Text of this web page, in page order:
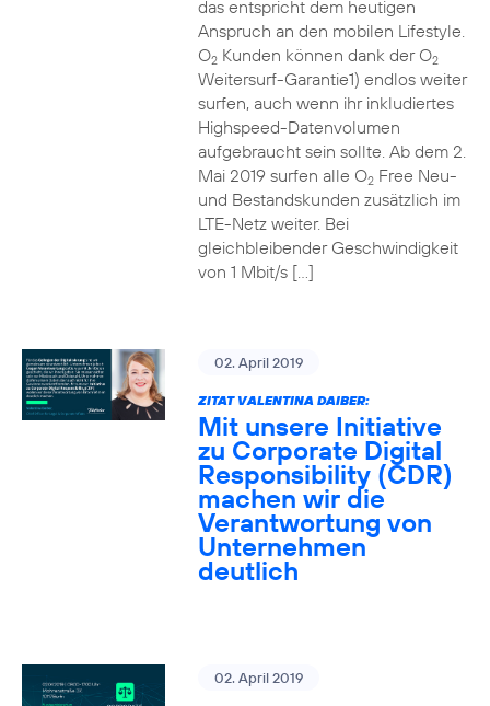
das entspricht dem heutigen
Anspruch an den mobilen Lifestyle.
O2Kunden können dank der O2
Weitersurf-Garantie1) endlos weiter
surfen, auch wenn ihr inkludiertes
Highspeed-Datenvolumen
aufgebraucht sein sollte. Ab dem 2.
Mai 2019 surfen alle O2Free Neu-
und Bestandskunden zusätzlich im
LTE-Netz weiter. Bei
gleichbleibender Geschwindigkeit
von 1 Mbit/s […]
02. April 2019
ZITAT VALENTINA DAIBER:
Mit unsere Initiative
zu Corporate Digital
Responsibility (CDR)
machen wir die
Verantwortung von
Unternehmen
deutlich
02. April 2019